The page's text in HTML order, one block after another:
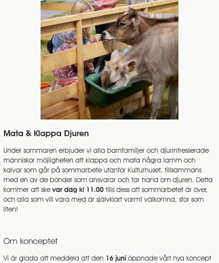
Mata & Klappa Djuren
Under sommaren erbjuder vi alla barnfamiljer och djurintresserade
människor möjligheten att klappa och mata några lamm och
kalvar som går på sommarbete utanför Kulturhuset, tillsammans
med en av de bönder som ansvarar och tar hand om djuren. Detta
kommer att skevar dag kl 11.00 tills dess att sommarbetet är över,
och alla som vill vara med är självklart varmt välkomna, stor som
liten!
Om konceptet
Vi är glada att meddela att den 16 juni öppnade vårt nya koncept